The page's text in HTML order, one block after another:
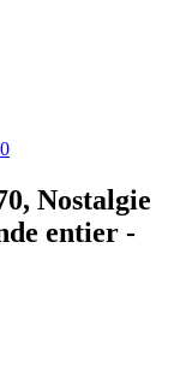
Nostalgie
entier -